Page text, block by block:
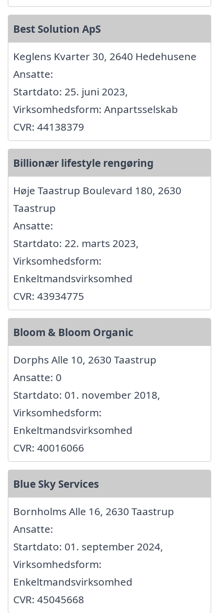
Best Solution ApS
Keglens Kvarter 30, 2640 Hedehusene
Ansatte:
Startdato: 25. juni 2023,
Virksomhedsform: Anpartsselskab
CVR: 44138379
Billionær lifestyle rengøring
Høje Taastrup Boulevard 180, 2630
Taastrup
Ansatte:
Startdato: 22. marts 2023,
Virksomhedsform:
Enkeltmandsvirksomhed
CVR: 43934775
Bloom & Bloom Organic
Dorphs Alle 10, 2630 Taastrup
Ansatte: 0
Startdato: 01. november 2018,
Virksomhedsform:
Enkeltmandsvirksomhed
CVR: 40016066
Blue Sky Services
Bornholms Alle 16, 2630 Taastrup
Ansatte:
Startdato: 01. september 2024,
Virksomhedsform:
Enkeltmandsvirksomhed
CVR: 45045668